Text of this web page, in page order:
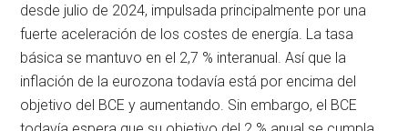
desde julio de 2024, impulsada principalmente por una
fuerte aceleración de los costes de energía. La tasa
básica se mantuvo en el 2,7 % interanual. Así que la
inflación de la eurozona todavía está por encima del
objetivo del BCE y aumentando. Sin embargo, el BCE